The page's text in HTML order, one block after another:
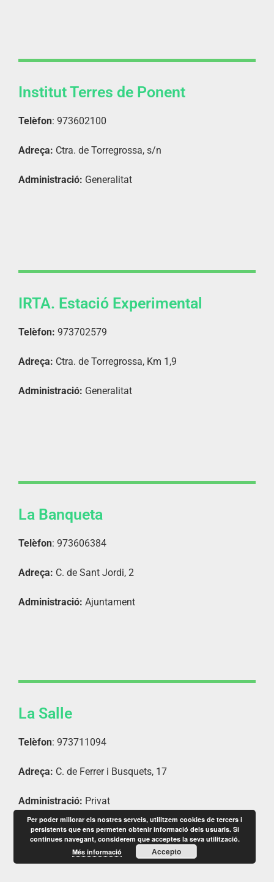
Institut Terres de Ponent
Telèfon: 973602100
Adreça: Ctra. de Torregrossa, s/n
Administració: Generalitat
IRTA. Estació Experimental
Telèfon: 973702579
Adreça: Ctra. de Torregrossa, Km 1,9
Administració: Generalitat
La Banqueta
Telèfon: 973606384
Adreça: C. de Sant Jordi, 2
Administració: Ajuntament
La Salle
Telèfon: 973711094
Adreça: C. de Ferrer i Busquets, 17
Administració: Privat
Per poder millorar els nostres serveis, utilitzem cookies de tercers i
persistents que ens permeten obtenir informació dels usuaris. Si
continues navegant, considerem que acceptes la seva utilització.
Més informació
Accepto